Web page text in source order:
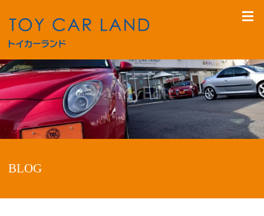
BLOG